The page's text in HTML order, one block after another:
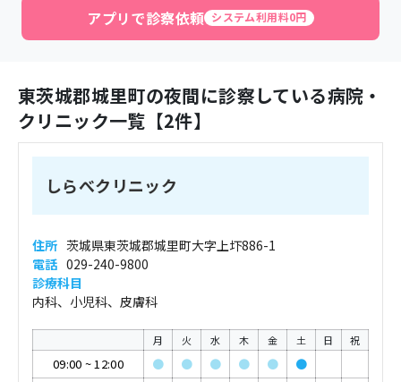
アプリで診察依頼 システム利用料0円
東茨城郡城里町の夜間に診察している病院・
クリニック一覧【2件】
しらべクリニック
住所 茨城県東茨城郡城里町大字上圷886-1
電話 029-240-9800
診療科目
内科、小児科、皮膚科
月 火 水 木 金 土 日 祝
09:00 ~12:00 ● ● ● ● ●
●